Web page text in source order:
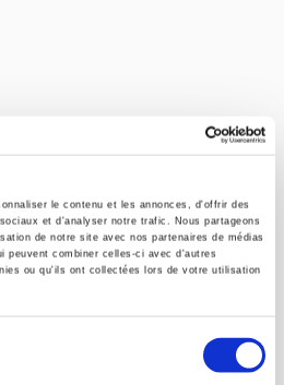
le contenu et les annonces, d'offrir des
et d'analyser notre trafic. Nous partageons
de notre site avec nos partenaires de médias
peuvent combiner celles-ci avec d'autres
ou qu'ils ont collectées lors de votre utilisation
sciences humaines et sociales, les
depuis leur création en 1976
et des idées